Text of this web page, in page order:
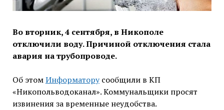
Во вторник, 4 сентября, в Никополе
отключили воду. Причиной отключения стала
авария на трубопроводе.
Об этомИнформаторусообщили в КП
«Никопольводоканал». Коммунальщики просят
извинения за временные неудобства.